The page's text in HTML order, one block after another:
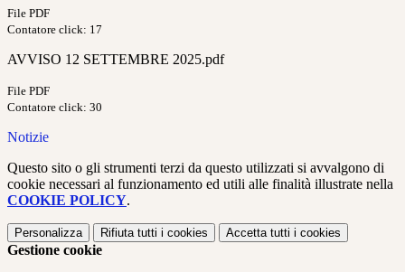
File PDF
Contatore click: 17
AVVISO 12 SETTEMBRE 2025.pdf
File PDF
Contatore click: 30
Notizie
Questo sito o gli strumenti terzi da questo utilizzati si avvalgono di
cookie necessari al funzionamento ed utili alle finalità illustrate nella
COOKIE POLICY.
Personalizza Rifiuta tutti i cookies Accetta tutti i cookies
Gestione cookie